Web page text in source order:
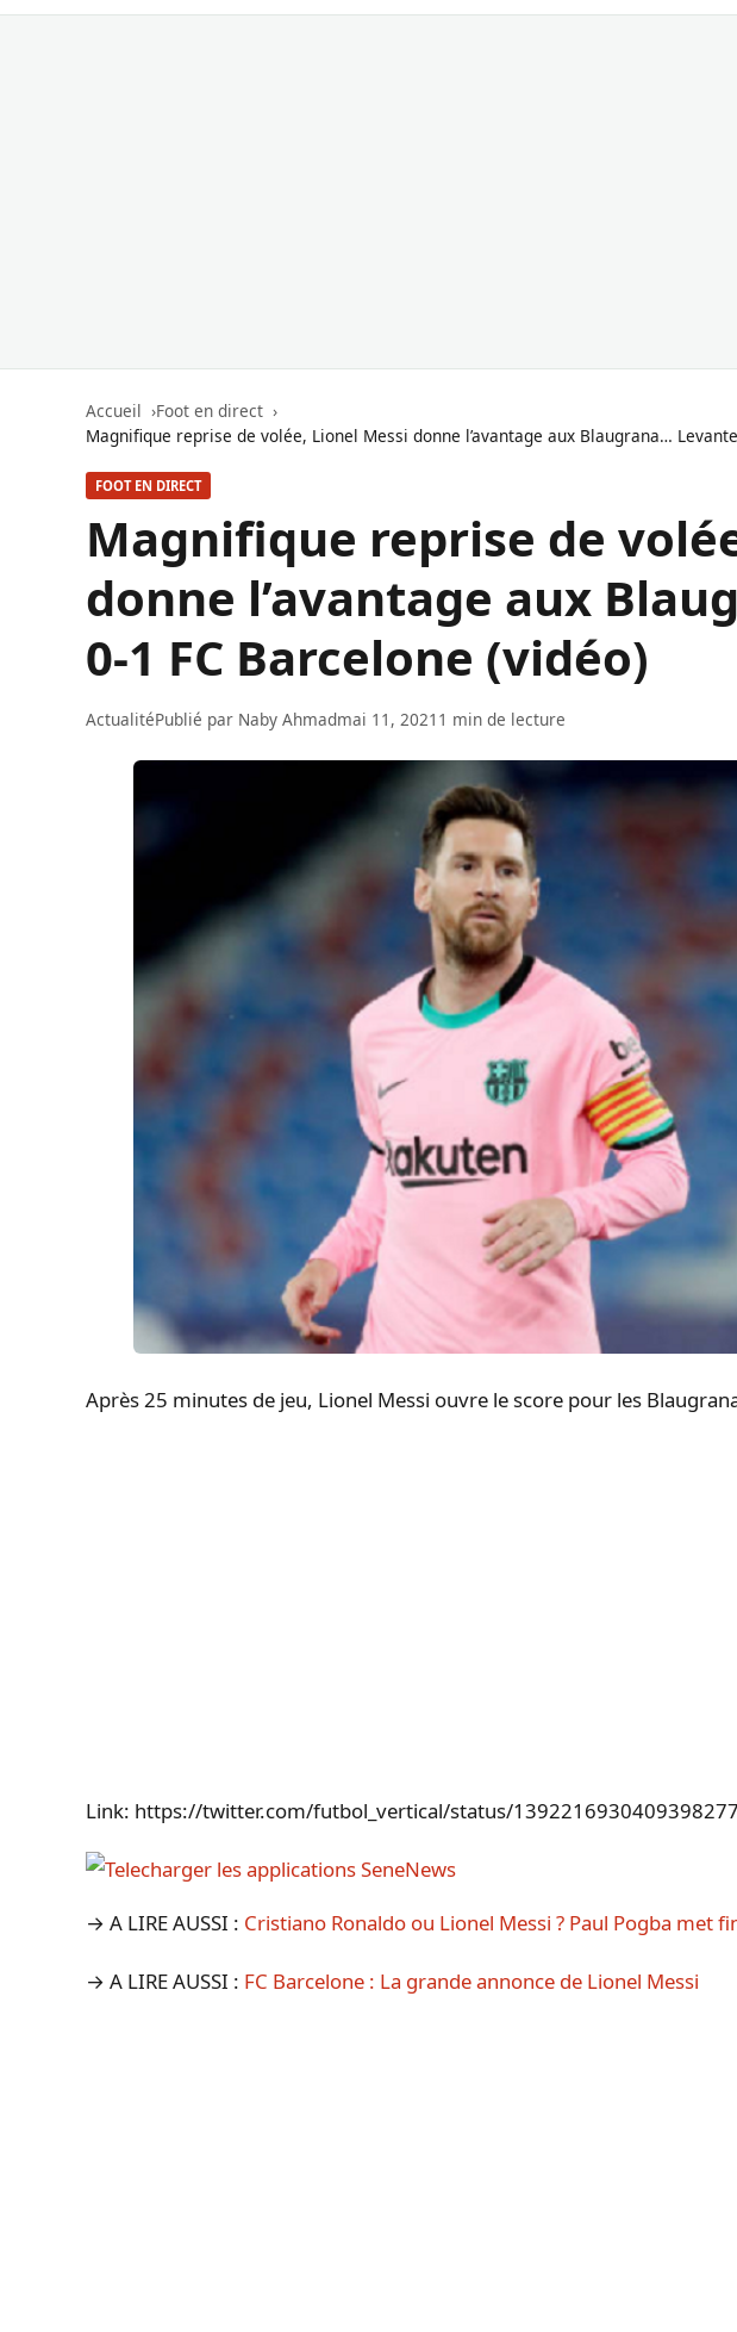
Accueil
Foot en direct
Magnifique reprise de volée, Lionel Messi donne l’avantage aux Blaugrana…
FOOT EN DIRECT
Magnifique reprise de
donne l’avantage aux
0-1 FC Barcelone (vidéo)
ActualitéPublié par Naby Ahmadmai 11, 2021 1 min de lecture
Après 25 minutes de jeu, Lionel Messi ouvre le score pour les
Link: https://twitter.com/futbol_vertical/status/
→ A LIRE AUSSI : Cristiano Ronaldo ou Lionel Messi ? Paul Pogba met
→ A LIRE AUSSI : FC Barcelone : La grande annonce de Lionel Messi